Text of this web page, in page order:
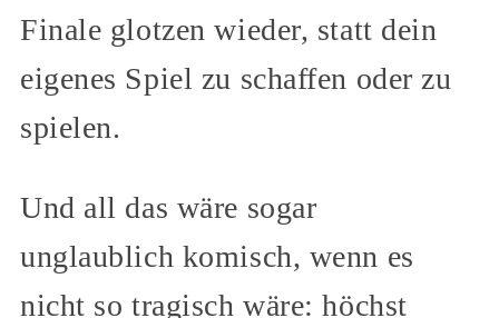
Finale glotzen wieder, statt dein
eigenes Spiel zu schaffen oder zu
spielen.
Und all das wäre sogar
unglaublich komisch, wenn es
nicht so tragisch wäre: höchst